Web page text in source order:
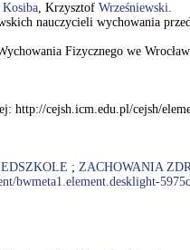
Kosiba, Krzysztof Wrześniewski.
nauczycieli wychowania
Fizycznego we
http://cejsh.icm.edu.pl/cejsh/
; ZACHOWANIA
bwmeta1.element.desklight-